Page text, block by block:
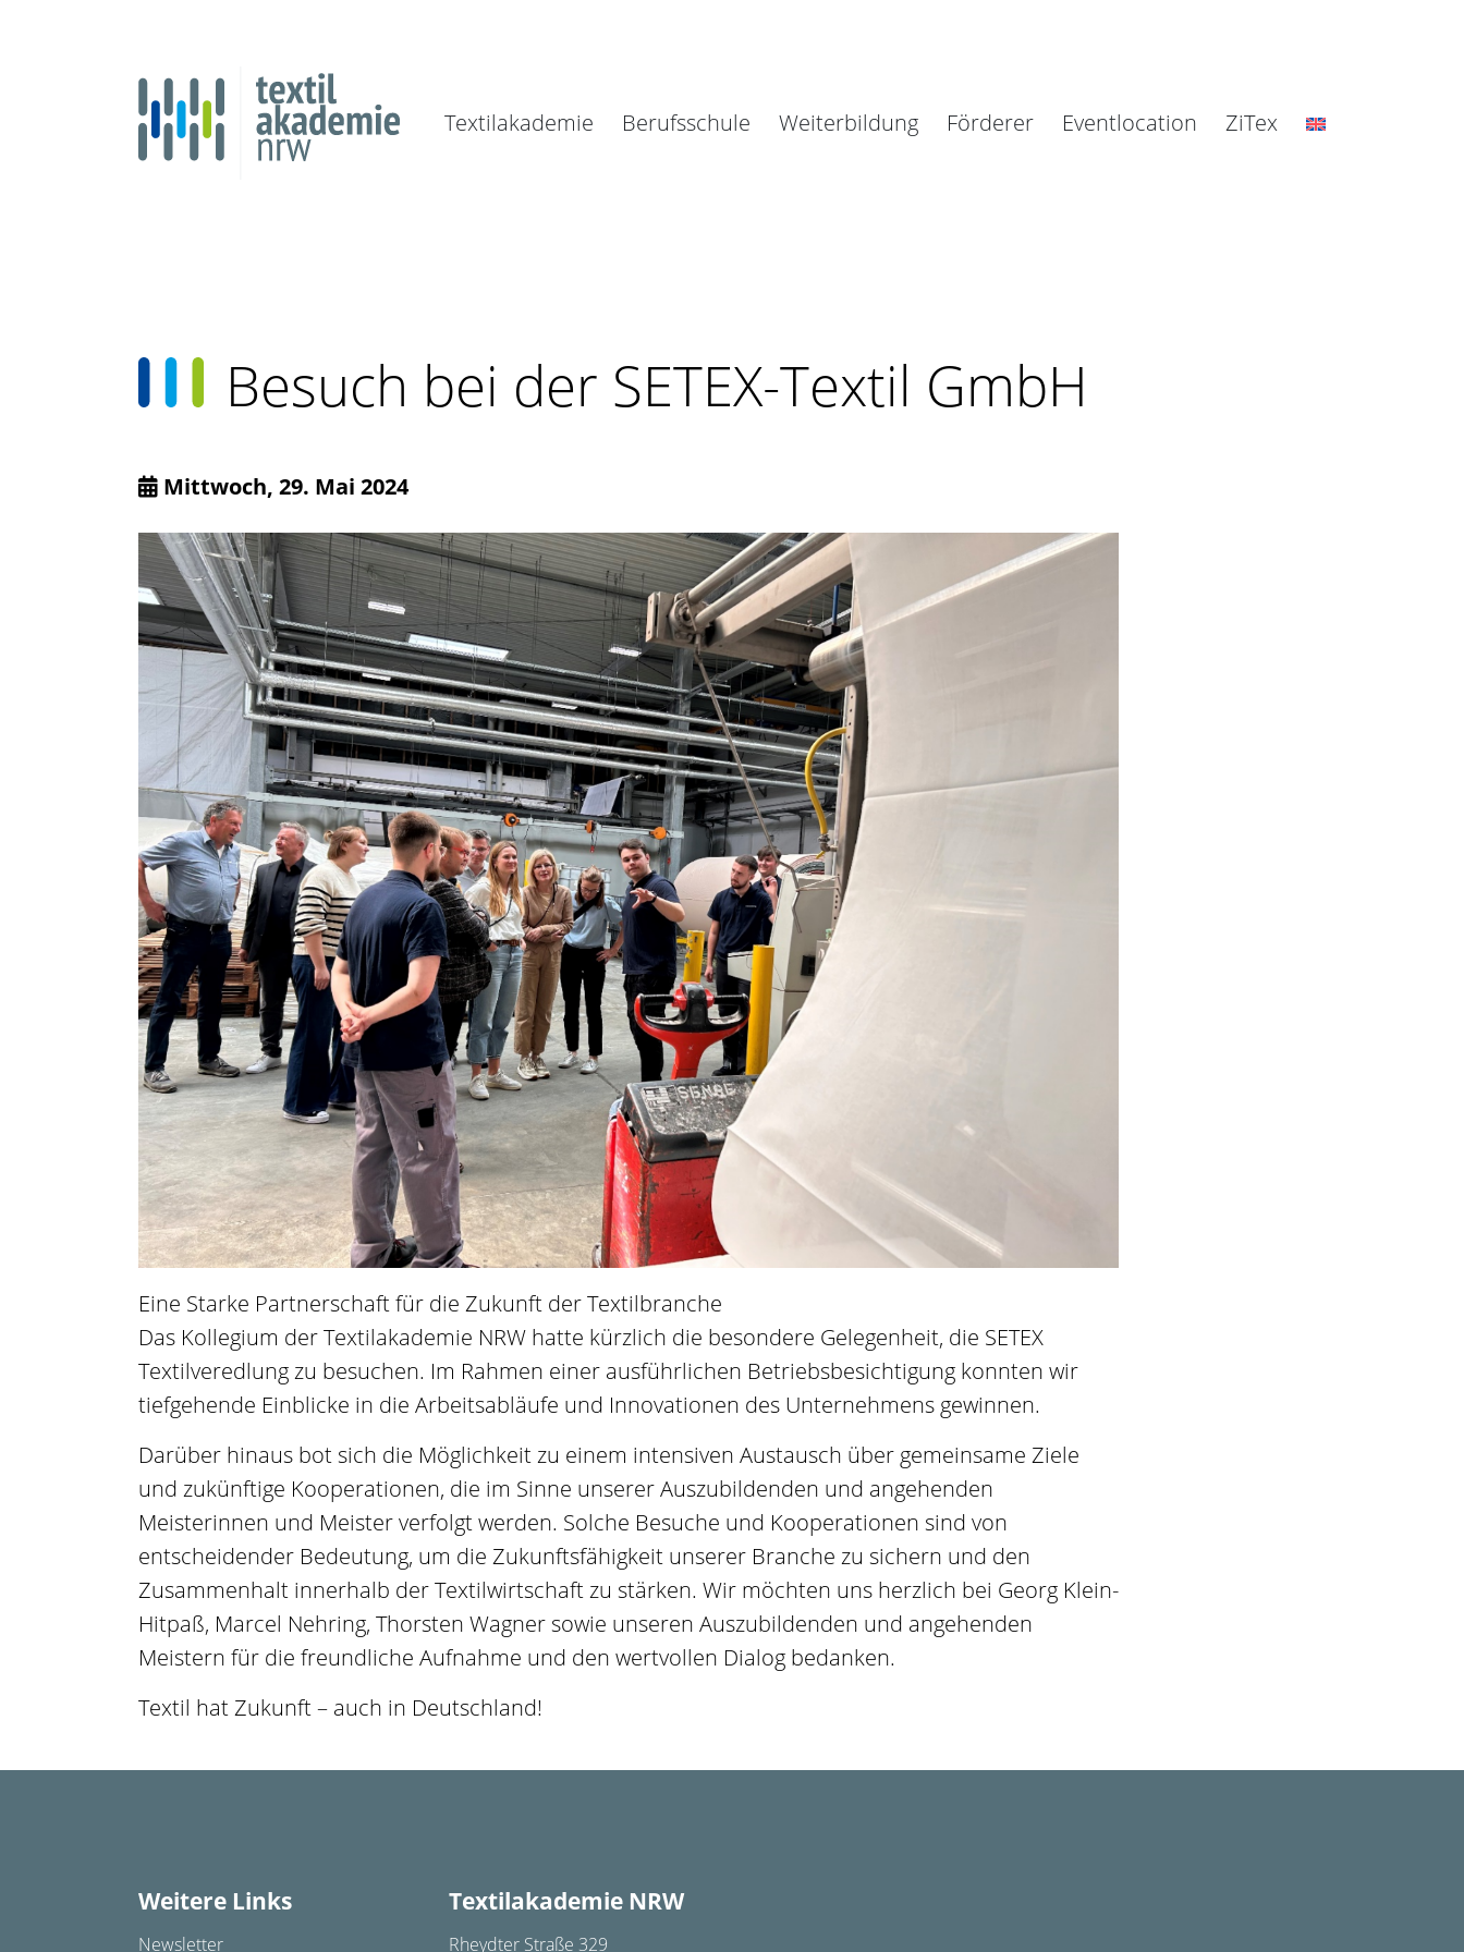
Textilakademie Berufsschule Weiterbildung Förderer Eventlocation ZiTex
Besuch bei der SETEX-Textil GmbH
Mittwoch, 29. Mai 2024
Eine Starke Partnerschaft für die Zukunft der Textilbranche
Das Kollegium der Textilakademie NRW hatte kürzlich die besondere Gelegenheit, die SETEX
Textilveredlung zu besuchen. Im Rahmen einer ausführlichen Betriebsbesichtigung konnten wir
tiefgehende Einblicke in die Arbeitsabläufe und Innovationen des Unternehmens gewinnen.
Darüber hinaus bot sich die Möglichkeit zu einem intensiven Austausch über gemeinsame Ziele
und zukünftige Kooperationen, die im Sinne unserer Auszubildenden und angehenden
Meisterinnen und Meister verfolgt werden. Solche Besuche und Kooperationen sind von
entscheidender Bedeutung, um die Zukunftsfähigkeit unserer Branche zu sichern und den
Zusammenhalt innerhalb der Textilwirtschaft zu stärken. Wir möchten uns herzlich bei Georg Klein-
Hitpaß, Marcel Nehring, Thorsten Wagner sowie unseren Auszubildenden und angehenden
Meistern für die freundliche Aufnahme und den wertvollen Dialog bedanken.
Textil hat Zukunft – auch in Deutschland!
Weitere Links
Newsletter
Textilakademie NRW
Rheydter Straße 329